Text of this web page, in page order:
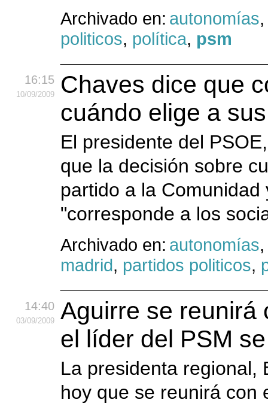
Archivado en: autonomías
politicos, política, psm
16:15
10/09/2009
Chaves dice que
cuándo elige a
El presidente del
que la decisión sobre
partido a la
"corresponde a los
Archivado en: autonomías
madrid, partidos politicos,
14:40
03/09/2009
Aguirre se reunirá
el líder del PSM
La presidenta regional,
hoy que se reunirá con